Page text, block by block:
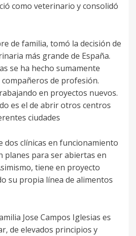
como veterinario y consolidó
de familia, tomó la decisión de
más grande de España.
se ha hecho sumamente
de profesión.
en proyectos nuevos.
es el de abrir otros centros
ciudades
dos clínicas en funcionamiento
planes para ser abiertas en
tiene en proyecto
su propia línea de alimentos
Jose Campos Iglesias es
de elevados principios y